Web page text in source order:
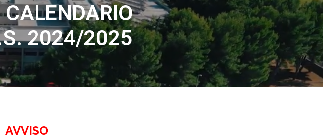
2024/2025
AVVISO